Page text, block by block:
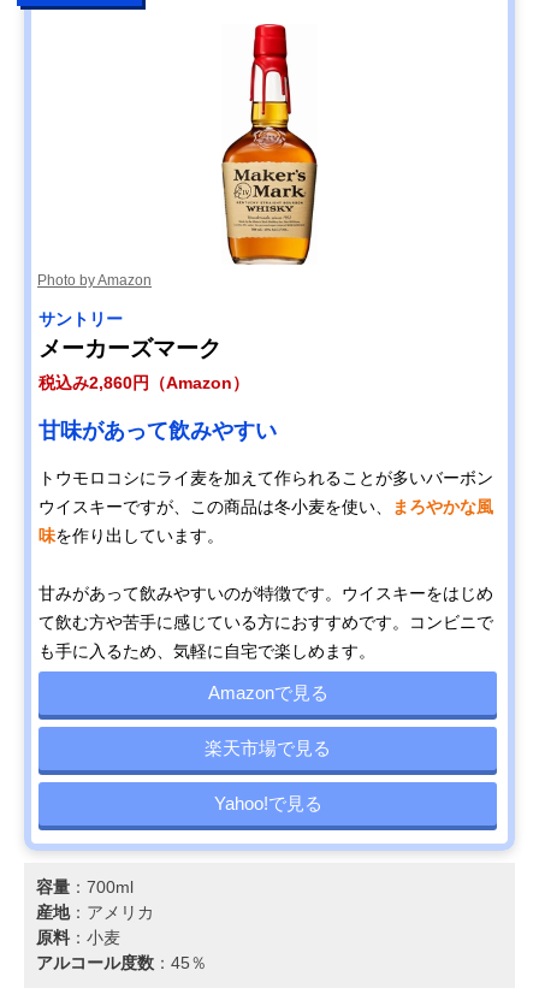
Photo by Amazon
サントリー
メーカーズマーク
税込み2,860円（Amazon）
甘味があって飲みやすい
トウモロコシにライ麦を加えて作られることが多いバーボン
ウイスキーですが、この商品は冬小麦を使い、
まろやかな風
味を作り出しています。
甘みがあって飲みやすいのが特徴です。ウイスキーをはじめ
て飲む方や苦手に感じている方におすすめです。コンビニで
も手に入るため、気軽に自宅で楽しめます。
Amazonで見る
楽天市場で見る
Yahoo!で見る
容量 ：700ml
産地：アメリカ
原料 ：小麦
アルコール度数 ：45％